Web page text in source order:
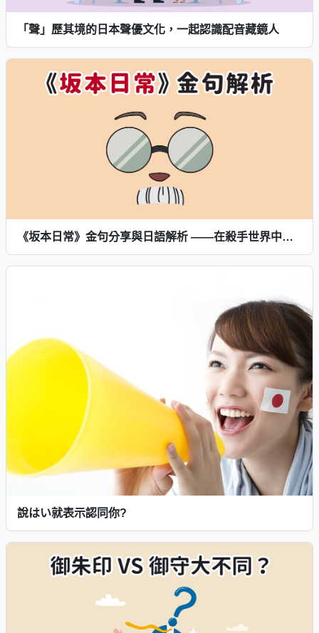
「聲」歷其境的日本聲優文化，一起認識配音藏鏡人
《坂本日常》金句分享與日語解析 ——在殺手世界中學會選擇人生的日文課
說はい就表示認同你?